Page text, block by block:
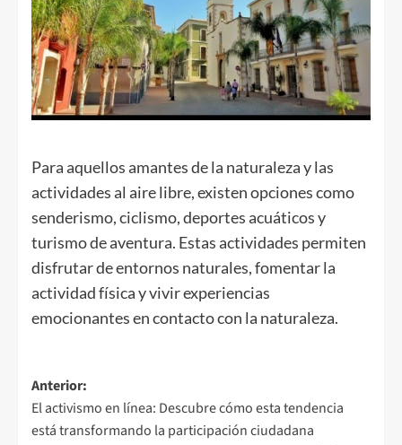
Para aquellos amantes de la naturaleza y las
actividades al aire libre, existen opciones como
senderismo, ciclismo, deportes acuáticos y
turismo de aventura. Estas actividades permiten
disfrutar de entornos naturales, fomentar la
actividad física y vivir experiencias
emocionantes en contacto con la naturaleza.
Navegación
de
Anterior:
El activismo en línea: Descubre cómo esta tendencia
está transformando la participación ciudadana